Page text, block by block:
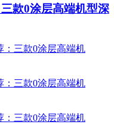
款0涂层高端机型深